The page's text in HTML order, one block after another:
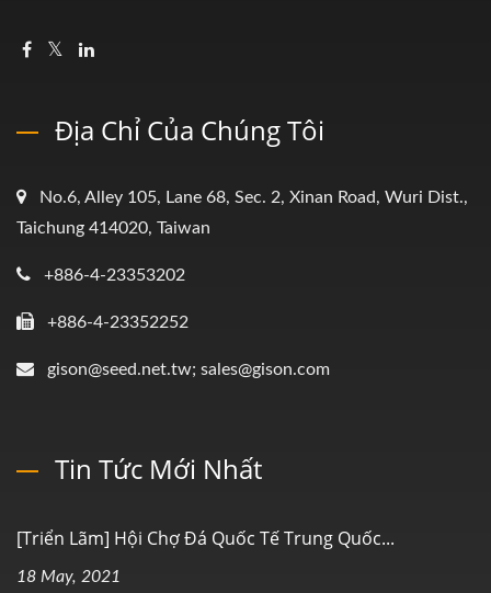
Địa Chỉ Của Chúng Tôi
No.6, Alley 105, Lane 68, Sec. 2, Xinan Road, Wuri Dist.,
Taichung 414020, Taiwan
+886-4-23353202
+886-4-23352252
gison@seed.net.tw; sales@gison.com
Tin Tức Mới Nhất
[Triển Lãm] Hội Chợ Đá Quốc Tế Trung Quốc...
18 May, 2021